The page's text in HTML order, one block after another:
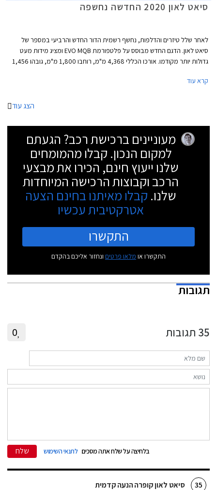
סיאט לאון 2020 החדשה נחשפה
לאחר שלל טיזרים והדלפות, נחשף רשמית הדור החדש והרביעי במספר של
סיאט לאון. הדגם החדש מבוסס על פלטפורמת EVO MQB ומציג מידות מעט
גדולות יותר מקודמו. אורכו הכללי 4,368 מ"מ, רוחבו 1,800 מ"מ, גובהו 1,456
קרא עוד
הצג עוד
מעוניינים ברכישת רכב? הגעתם
למקום הנכון. קבלו מהמומחים
שלנו ייעוץ חינם, הכירו את מבצעי
הרכב וקבוצות הרכישה המיוחדות
שלנו. קבלו מאיתנו בחינם הצעה
אטרקטיבית עכשיו
התקשרו
התקשרו או מלאו פרטים ונחזור אליכם בהקדם
תגובות
35 תגובות 0
בלחיצה על שלח אתה מסכים לתנאי השימוש שלח
35 סיאט לאון קופרה הנעה קדמית